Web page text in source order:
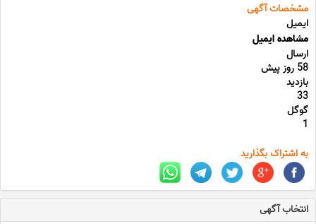
مشخصات آگهی
ایمیل
مشاهده ایمیل
ارسال
58 روز پیش
بازدید
33
گوگل
1
به اشتراک بگذارید
انتخاب آگهی